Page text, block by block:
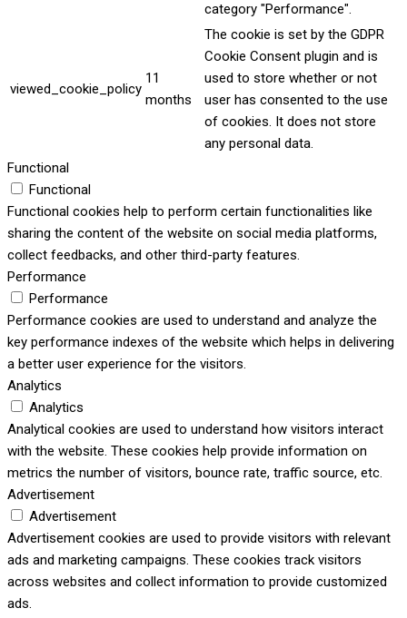
category "Performance".
viewed_cookie_policy
11
months
The cookie is set by the GDPR
Cookie Consent plugin and is
used to store whether or not
user has consented to the use
of cookies. It does not store
any personal data.
Functional
Functional
Functional cookies help to perform certain functionalities like
sharing the content of the website on social media platforms,
collect feedbacks, and other third-party features.
Performance
Performance
Performance cookies are used to understand and analyze the
key performance indexes of the website which helps in delivering
a better user experience for the visitors.
Analytics
Analytics
Analytical cookies are used to understand how visitors interact
with the website. These cookies help provide information on
metrics the number of visitors, bounce rate, traffic source, etc.
Advertisement
Advertisement
Advertisement cookies are used to provide visitors with relevant
ads and marketing campaigns. These cookies track visitors
across websites and collect information to provide customized
ads.